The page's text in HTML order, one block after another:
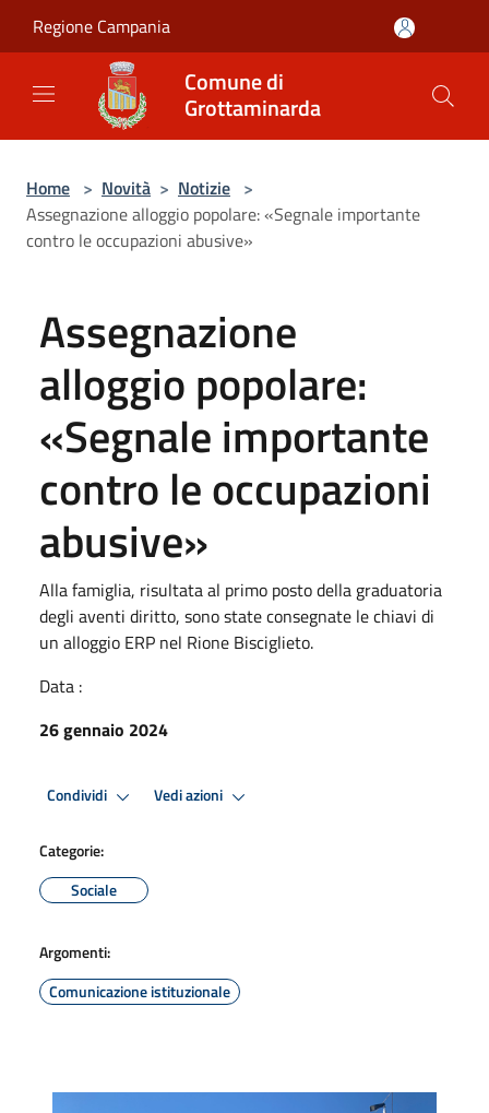
Regione Campania
Comune di
Grottaminarda
Home > Novità > Notizie >
Assegnazione alloggio popolare: «Segnale importante
contro le occupazioni abusive»
Assegnazione
alloggio popolare:
«Segnale importante
contro le occupazioni
abusive»
Alla famiglia, risultata al primo posto della graduatoria
degli aventi diritto, sono state consegnate le chiavi di
un alloggio ERP nel Rione Bisciglieto.
Data :
26 gennaio 2024
Condividi Vedi azioni
Categorie:
Sociale
Argomenti:
Comunicazione istituzionale